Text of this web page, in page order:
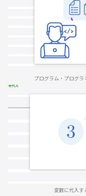
プログラム・プログラ
変数に代入す